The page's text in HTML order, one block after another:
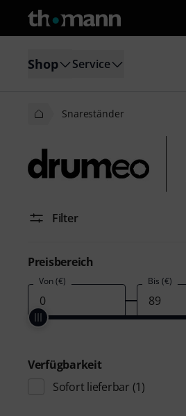
Shop Service
Snareständer
Filter
Preisbereich
Von (€) Bis (€)
Verfügbarkeit
Sofort lieferbar (1)